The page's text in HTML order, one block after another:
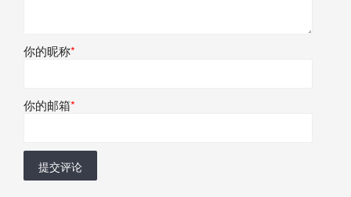
你的昵称*
你的邮箱*
提交评论